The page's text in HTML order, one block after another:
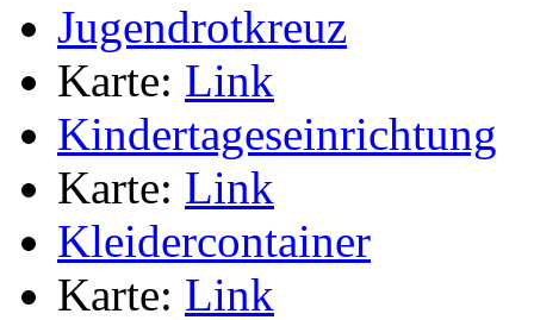
Jugendrotkreuz
Karte: Link
Kindertageseinrichtung
Karte: Link
Kleidercontainer
Karte: Link